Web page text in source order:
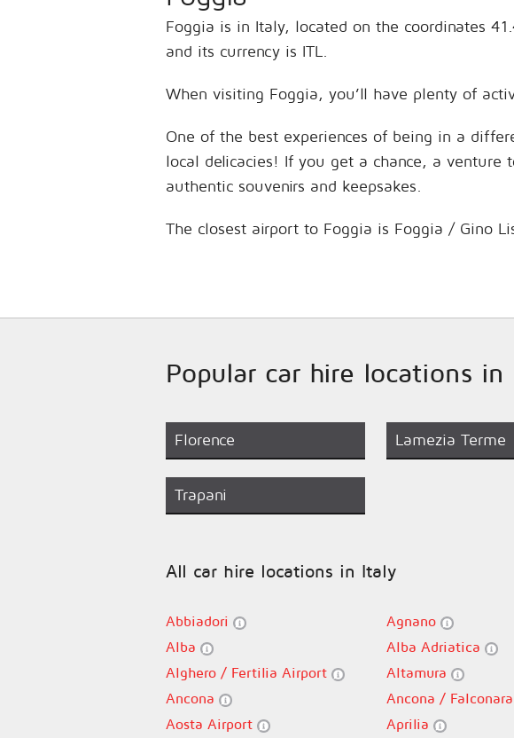
Foggia is in Italy, located on the coordinates
and its currency is ITL.
When visiting Foggia, you’ll have plenty of
One of the best experiences of being in a
local delicacies! If you get a chance, a
authentic souvenirs and keepsakes.
The closest airport to Foggia is Foggia / Gino
Popular car hire locations in
Florence Lamezia Terme
Trapani
All car hire locations in Italy
Abbiadori Agnano
Alba
Alba Adriatica
Alghero / Fertilia Airport
Altamura
Ancona
Ancona /
Aosta Airport
Aprilia